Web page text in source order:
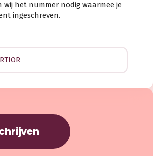
wij het nummer nodig waarmee je
ingeschreven.